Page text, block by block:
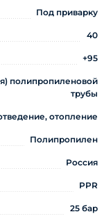
Под приварку
40
+95
полипропиленовой
трубы
отопление
Полипропилен
Россия
PPR
25 бар